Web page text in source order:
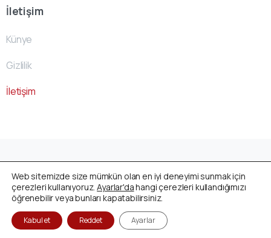
İletişim
Künye
Gizlilik
İletişim
reserved
Web sitemizde size mümkün olan en iyi deneyimi sunmak için
çerezleri kullanıyoruz.Ayarlar'dahangi çerezleri kullandığımızı
öğrenebilir veya bunları kapatabilirsiniz.
Kabul et Reddet Ayarlar